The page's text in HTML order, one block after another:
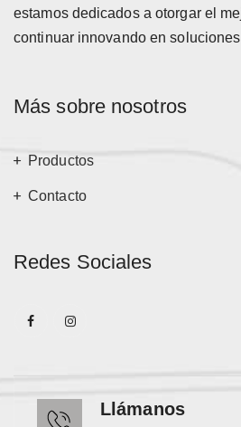
estamos dedicados a otorgar el
continuar innovando en
Más sobre nosotros
Productos
Contacto
Redes Sociales
Llámanos